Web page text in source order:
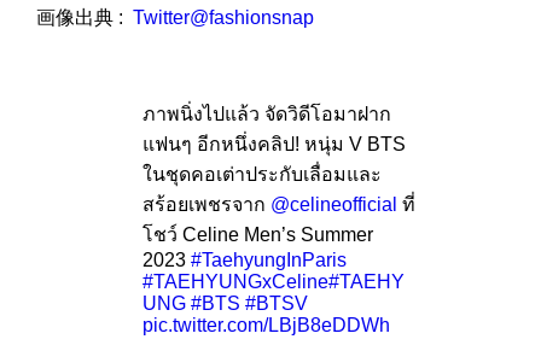
画像出典 :Twitter@fashionsnap
ภาพนิ่งไปแล้ว จัดวิดีโอมาฝาก
แฟนๆ อีกหนึ่งคลิป! หนุ่ม V BTS
ในชุดคอเต่าประกับเลื่อมและ
สร้อยเพชรจาก @celineofficial ที่
โชว์ Celine Men’s Summer
2023#TaehyungInParis
#TAEHYUNGxCeline#TAEHY
UNG #BTS #BTSV
pic.twitter.com/LBjB8eDDWh